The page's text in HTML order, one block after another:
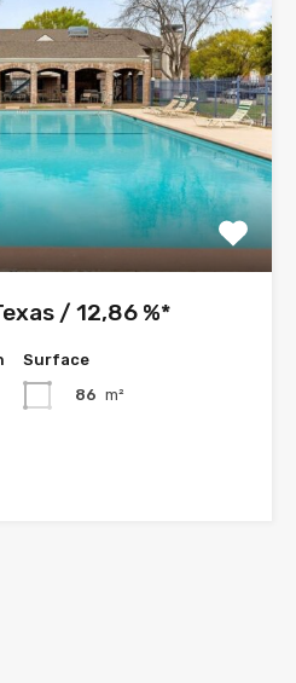
/ 12,86 %*
Surface
86 m²